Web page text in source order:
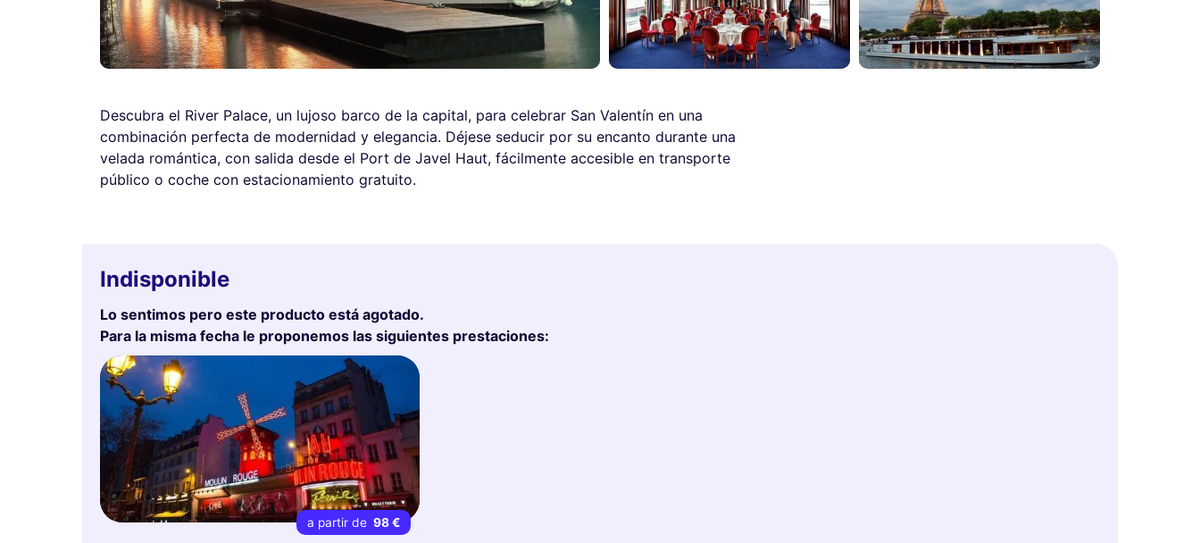
Descubra el River Palace, un lujoso barco de la capital, para celebrar San Valentín en una
combinación perfecta de modernidad y elegancia. Déjese seducir por su encanto durante una
velada romántica, con salida desde el Port de Javel Haut, fácilmente accesible en transporte
público o coche con estacionamiento gratuito.
Indisponible
Lo sentimos pero este producto está agotado.
Para la misma fecha le proponemos las siguientes prestaciones:
a partir de 98 €